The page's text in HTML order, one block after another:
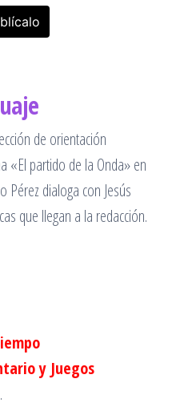
de orientación
«El partido de la Onda» en
Pérez dialoga con Jesús
que llegan a la redacción.
y Juegos
.